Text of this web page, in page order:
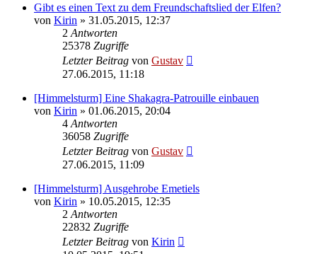
Gibt es einen Text zu dem Freundschaftslied der Elfen?
von Kirin » 31.05.2015, 12:37
2 Antworten
25378 Zugriffe
Letzter Beitrag von Gustav
27.06.2015, 11:18
[Himmelsturm] Eine Shakagra-Patrouille einbauen
von Kirin » 01.06.2015, 20:04
4 Antworten
36058 Zugriffe
Letzter Beitrag von Gustav
27.06.2015, 11:09
[Himmelsturm] Ausgehrobe Emetiels
von Kirin » 10.05.2015, 12:35
2 Antworten
22832 Zugriffe
Letzter Beitrag von Kirin